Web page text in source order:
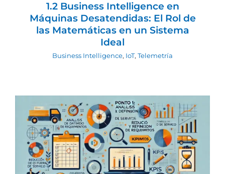
1.2 Business Intelligence en
Máquinas Desatendidas: El Rol de
las Matemáticas en un Sistema
Ideal
Business Intelligence, IoT, Telemetría
1.Business Intelligence para maquinas
desatendidas: Análisis y definición de
requerimientos